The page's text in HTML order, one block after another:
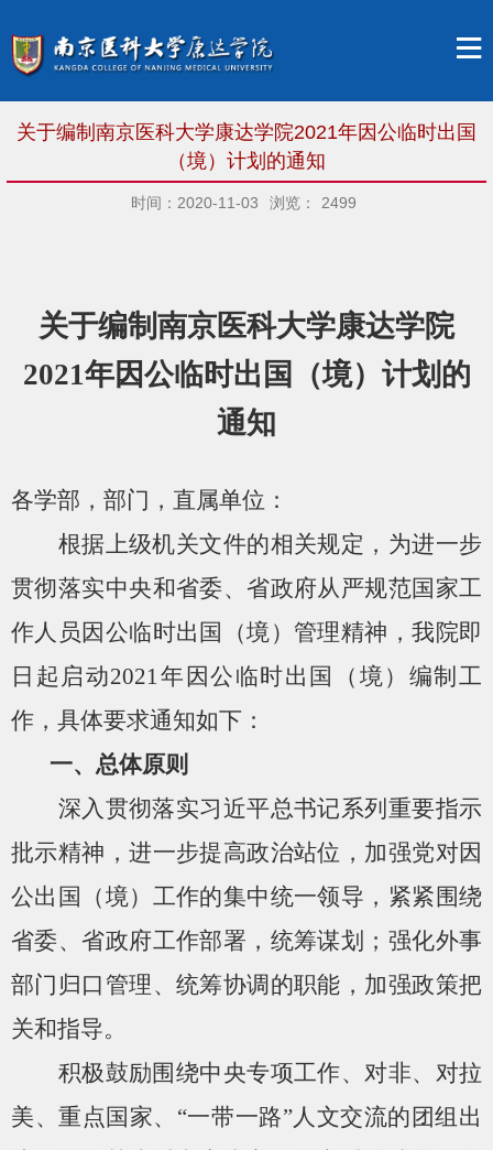
关于编制南京医科大学康达学院2021年因公临时出国
（境）计划的通知
时间：2020-11-03 浏览： 2499
关于编制南京医科大学康达学院
2021年因公临时出国（境）计划的
通知
各学部，部门，直属单位：
根据上级机关文件的相关规定，为进一步
贯彻落实中央和省委、省政府从严规范国家工
作人员因公临时出国（境）管理精神，我院即
日起启动2021 年因公临时出国（境）编制工
作，具体要求通知如下：
一、总体原则
深入贯彻落实习近平总书记系列重要指示
批示精神，进一步提高政治站位，加强党对因
公出国（境）工作的集中统一领导，紧紧围绕
省委、省政府工作部署，统筹谋划；强化外事
部门归口管理、统筹协调的职能，加强政策把
关和指导。
积极鼓励围绕中央专项工作、对非、对拉
美、重点国家、“一带一路”人文交流的团组出